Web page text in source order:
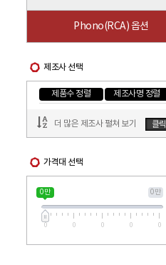
Phono(RCA) 옵션
제조사 선택
제품수 정렬 제조사명 정렬
더 많은 제조사 펼쳐 보기 클릭
가격대 선택
0 만
0 만
0 0 0 0 0